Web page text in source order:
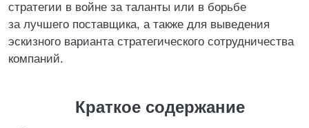
стратегии в войне за таланты или в борьбе
за лучшего поставщика, а также для выведения
эскизного варианта стратегического сотрудничества
компаний.
Краткое содержание